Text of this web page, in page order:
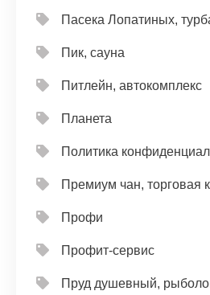
Пасека Лопатиных,
Пик, сауна
Питлейн, автокомплекс
Планета
Политика
Премиум чан, торговая
Профи
Профит-сервис
Пруд душевный,